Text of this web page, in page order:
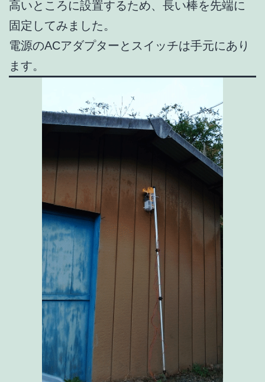
高いところに設置するため、長い棒を先端に
固定してみました。
電源のACアダプターとスイッチは手元にあり
ます。